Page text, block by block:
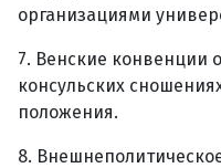
организациями
7. Венские конвенции
консульских
положения.
8.